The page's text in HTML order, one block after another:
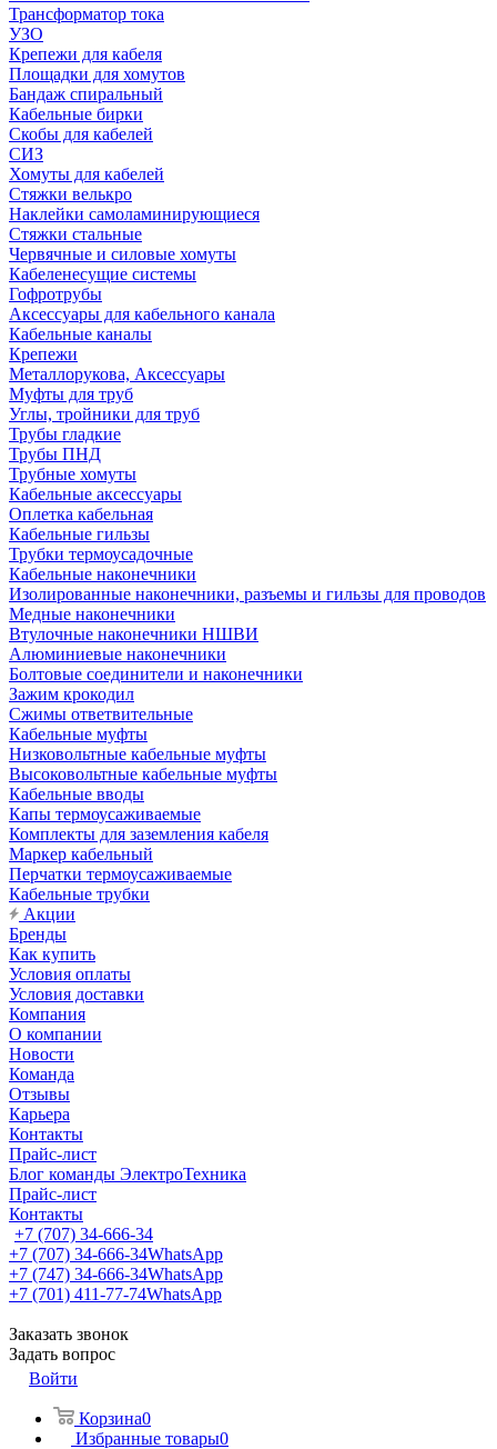
Трансформатор тока
УЗО
Крепежи для кабеля
Площадки для хомутов
Бандаж спиральный
Кабельные бирки
Cкобы для кабелей
СИЗ
Хомуты для кабелей
Стяжки велькро
Наклейки самоламинирующиеся
Стяжки стальные
Червячные и силовые хомуты
Кабеленесущие системы
Гофротрубы
Аксессуары для кабельного канала
Кабельные каналы
Крепежи
Металлорукова, Аксессуары
Муфты для труб
Углы, тройники для труб
Трубы гладкие
Трубы ПНД
Трубные хомуты
Кабельные аксессуары
Оплетка кабельная
Кабельные гильзы
Трубки термоусадочные
Кабельные наконечники
Изолированные наконечники, разъемы и гильзы для проводов
Медные наконечники
Втулочные наконечники НШВИ
Алюминиевые наконечники
Болтовые соединители и наконечники
Зажим крокодил
Сжимы ответвительные
Кабельные муфты
Низковольтные кабельные муфты
Высоковольтные кабельные муфты
Кабельные вводы
Капы термоусаживаемые
Комплекты для заземления кабеля
Маркер кабельный
Перчатки термоусаживаемые
Кабельные трубки
Акции
Бренды
Как купить
Условия оплаты
Условия доставки
Компания
О компании
Новости
Команда
Отзывы
Карьера
Контакты
Прайс-лист
Блог команды ЭлектроТехника
Прайс-лист
Контакты
+7 (707) 34-666-34
+7 (707) 34-666-34WhatsApp
+7 (747) 34-666-34WhatsApp
+7 (701) 411-77-74WhatsApp
Заказать звонок
Задать вопрос
Войти
Корзина0
Избранные товары0